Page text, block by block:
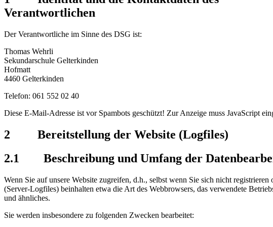
Verantwortlichen
Der Verantwortliche im Sinne des DSG ist:
Thomas Wehrli
Sekundarschule Gelterkinden
Hofmatt
4460 Gelterkinden
Telefon: 061 552 02 40
Diese E-Mail-Adresse ist vor Spambots geschützt! Zur Anzeige muss JavaScript
2 Bereitstellung der Website (Logfiles)
2.1 Beschreibung und Umfang der
Wenn Sie auf unsere Website zugreifen, d.h., selbst wenn Sie sich nicht
(Server-Logfiles) beinhalten etwa die Art des Webbrowsers, das verwendete
und ähnliches.
Sie werden insbesondere zu folgenden Zwecken bearbeitet: